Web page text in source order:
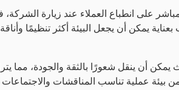
على انطباع العملاء عند زيارة الشركة،
يمكن أن يجعل البيئة أكثر تنظيمًا
أن ينقل شعورًا بالثقة والجودة، مما
بيئة عملية تناسب المناقشات